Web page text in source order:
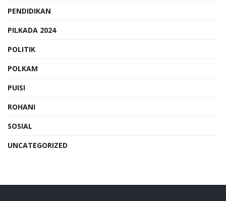
PENDIDIKAN
PILKADA 2024
POLITIK
POLKAM
PUISI
ROHANI
SOSIAL
UNCATEGORIZED